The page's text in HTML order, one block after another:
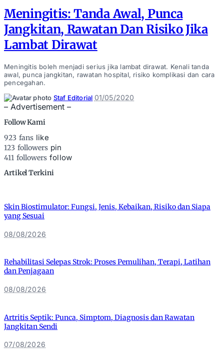
Meningitis: Tanda Awal, Punca
Jangkitan, Rawatan Dan Risiko Jika
Lambat Dirawat
Meningitis boleh menjadi serius jika lambat dirawat. Kenali tanda
awal, punca jangkitan, rawatan hospital, risiko komplikasi dan cara
pencegahan.
Posted
Staf Editorial 01/05/2020
– Advertisement –
Follow Kami
923 fans like
123 followers pin
411 followers follow
Artikel Terkini
Skin Biostimulator: Fungsi, Jenis, Kebaikan, Risiko dan Siapa
yang Sesuai
08/08/2026
Rehabilitasi Selepas Strok: Proses Pemulihan, Terapi, Latihan
dan Penjagaan
08/08/2026
Artritis Septik: Punca, Simptom, Diagnosis dan Rawatan
Jangkitan Sendi
07/08/2026